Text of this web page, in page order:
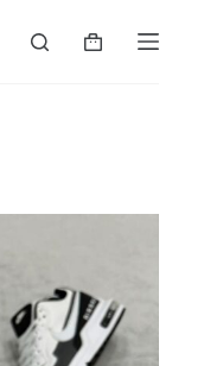
Carro